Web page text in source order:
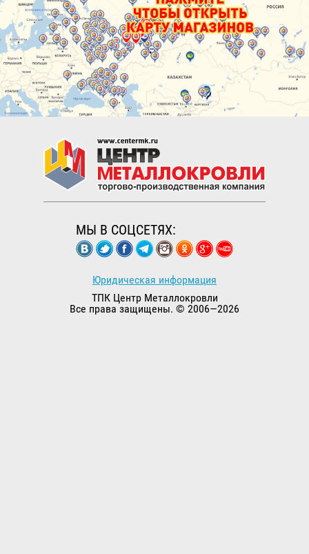
МЫ В СОЦСЕТЯХ:
Юридическая информация
ТПК Центр Металлокровли
Все права защищены. © 2006—2026